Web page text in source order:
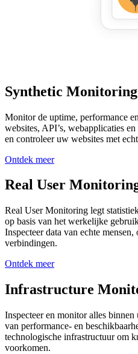
Synthetic Monitoring
Monitor de uptime, performance
websites, API’s, webapplicaties
en controleer uw websites met
Ontdek meer
Real User
Real User Monitoring legt
op basis van het werkelijke
Inspecteer data van echte
verbindingen.
Ontdek meer
Infrastructure
Inspecteer en monitor alles
van performance- en
technologische infrastructuur om
voorkomen.